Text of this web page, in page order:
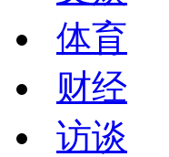
体育
财经
访谈